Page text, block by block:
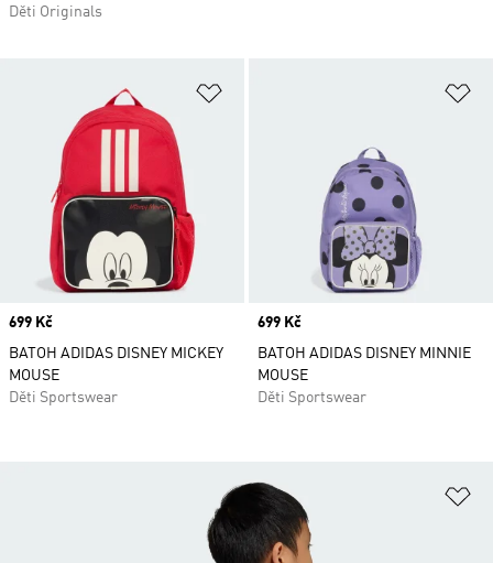
Děti Originals
Price
699 Kč
BATOH ADIDAS DISNEY MICKEY
MOUSE
Děti Sportswear
Price
699 Kč
BATOH ADIDAS DISNEY MINNIE
MOUSE
Děti Sportswear